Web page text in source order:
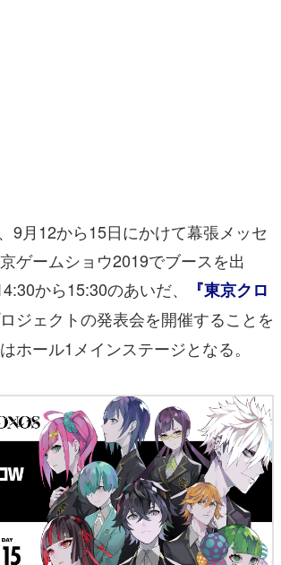
ーとは？
9月12から15日にかけて幕張メッセ
ゲームショウ2019でブースを出
から15:30のあいだ、
『東京クロ
ジェクトの発表会を開催することを
ホール1メインステージとなる。